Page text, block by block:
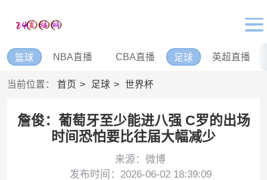
篮球 NBA直播 CBA直播 足球 英超直播
当前位置： 首页 足球 世界杯
詹俊：葡萄牙至少能进八强 C罗的出场
时间恐怕要比往届大幅减少
来源：微博
发布时间：2026-06-02 18:39:09